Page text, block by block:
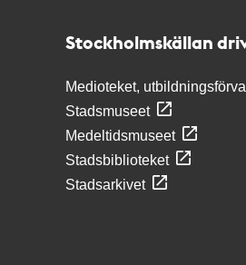
Stockholmskällan
Medioteket,
Stadsmuseet
Medeltidsmuseet
Stadsbiblioteket
Stadsarkivet